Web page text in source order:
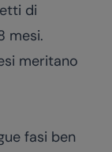
di
mesi.
meritano
fasi ben